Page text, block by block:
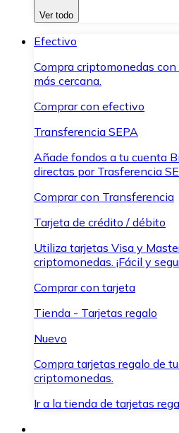
Ver todo
Efectivo
Compra criptomonedas
más cercana.
Comprar con efectivo
Transferencia SEPA
Añade fondos a tu cuenta
directas por Trasferencia
Comprar con Transferencia
Tarjeta de crédito / débito
Utiliza tarjetas Visa y
criptomonedas. ¡Fácil y
Comprar con tarjeta
Tienda - Tarjetas regalo
Nuevo
Compra tarjetas regalo de
criptomonedas.
Ir a la tienda de tarjetas